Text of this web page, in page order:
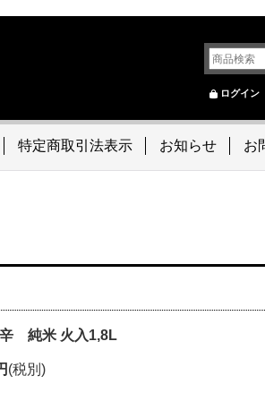
ログイン
特定商取引法表示 お知らせ お
純米 火入1,8L
(税別)